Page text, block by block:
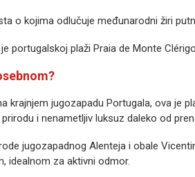
o kojima odlučuje međunarodni žiri
portugalskoj plaži Praia de Monte
krajnjem jugozapadu Portugala, ova je
i nenametljiv luksuz daleko od
jugozapadnog Alenteja i obale
idealnom za aktivni odmor.